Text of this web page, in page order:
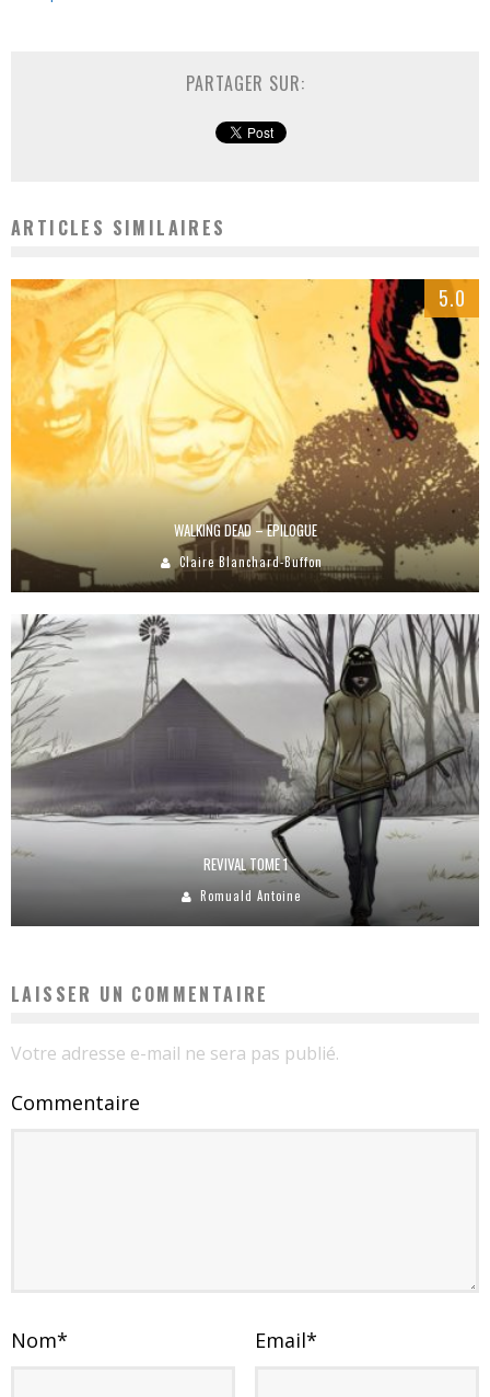
PARTAGER SUR:
ARTICLES SIMILAIRES
5.0
WALKING DEAD – EPILOGUE
Claire Blanchard-Buffon
REVIVAL TOME 1
Romuald Antoine
LAISSER UN COMMENTAIRE
Votre adresse e-mail ne sera pas publié.
Commentaire
Nom* Email*